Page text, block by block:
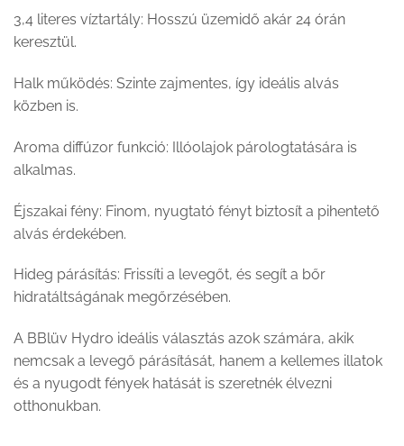
3,4 literes víztartály: Hosszú üzemidő akár 24 órán
keresztül.
Halk működés: Szinte zajmentes, így ideális alvás
közben is.
Aroma diffúzor funkció: Illóolajok párologtatására is
alkalmas.
Éjszakai fény: Finom, nyugtató fényt biztosít a pihentető
alvás érdekében.
Hideg párásítás: Frissíti a levegőt, és segít a bőr
hidratáltságának megőrzésében.
A BBlüv Hydro ideális választás azok számára, akik
nemcsak a levegő párásítását, hanem a kellemes illatok
és a nyugodt fények hatását is szeretnék élvezni
otthonukban.